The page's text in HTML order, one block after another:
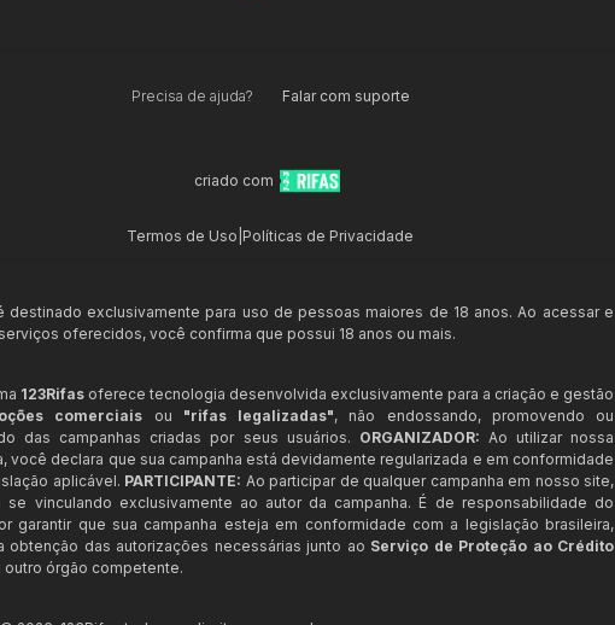
Precisa de ajuda? Falar com suporte
criado com
Termos de Uso Políticas de Privacidade
destinado exclusivamente para uso de pessoas maiores de 18 anos. Ao acessar e
oferecidos, você confirma que possui 18 anos ou mais.
123Rifas oferece tecnologia desenvolvida exclusivamente para a criação e gestão
comerciais ou "rifas legalizadas", não endossando, promovendo ou
das campanhas criadas por seus usuários. ORGANIZADOR: Ao utilizar nossa
você declara que sua campanha está devidamente regularizada e em conformidade
aplicável. PARTICIPANTE: Ao participar de qualquer campanha em nosso site,
se vinculando exclusivamente ao autor da campanha. É de responsabilidade do
garantir que sua campanha esteja em conformidade com a legislação brasileira,
obtenção das autorizações necessárias junto ao Serviço de Proteção ao Crédito
outro órgão competente.